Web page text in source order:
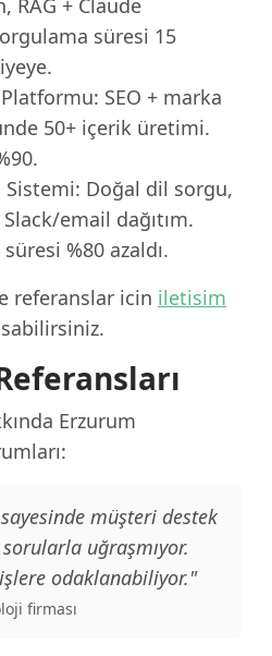
RAG + Claude
süresi 15
SEO + marka
50+ içerik üretimi.
Sistemi: Doğal dil sorgu,
email dağıtım.
%80 azaldı.
referanslar icin iletisim
Erzurum
müşteri destek
uğraşmıyor.
odaklanabiliyor."
firması